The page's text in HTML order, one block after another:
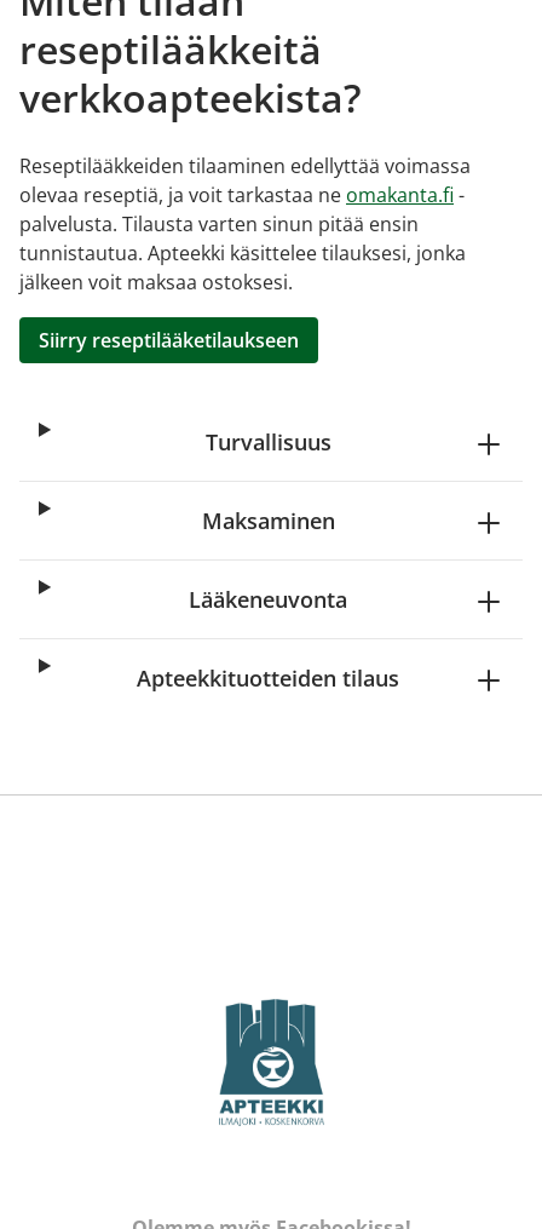
reseptilääkkeitä
verkkoapteekista?
Reseptilääkkeiden tilaaminen edellyttää voimassa
olevaa reseptiä, ja voit tarkastaa ne omakanta.fi -
palvelusta. Tilausta varten sinun pitää ensin
tunnistautua. Apteekki käsittelee tilauksesi, jonka
jälkeen voit maksaa ostoksesi.
Siirry reseptilääketilaukseen
Turvallisuus
Maksaminen
Lääkeneuvonta
Apteekkituotteiden tilaus